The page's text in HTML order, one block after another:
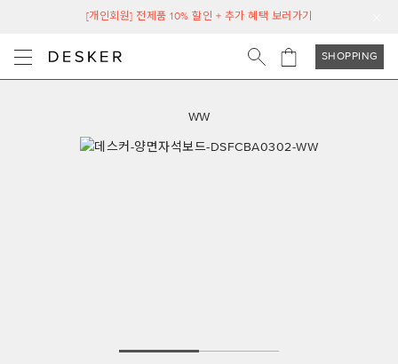
[개인회원] 전제품 10% 할인 + 추가 혜택 보러가기
SHOPPING
WW